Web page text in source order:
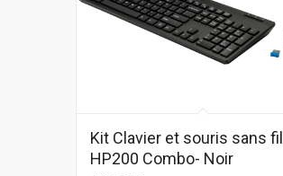
Kit Clavier et souris sans fil
HP200 Combo- Noir